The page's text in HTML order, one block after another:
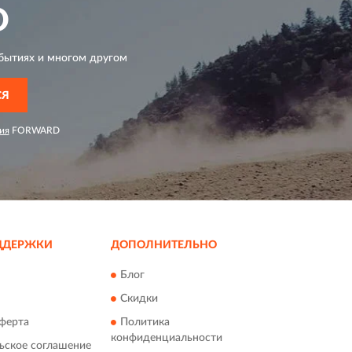
и многом другом
FORWARD
соглашение
ДОПОЛНИТЕЛЬНО
Блог
Скидки
Политика
конфиденциальности